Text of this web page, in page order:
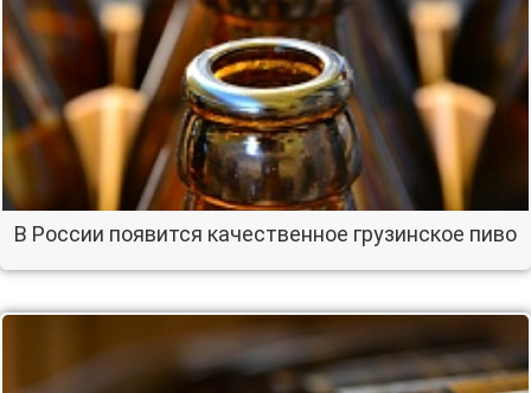
В России появится качественное грузинское пиво